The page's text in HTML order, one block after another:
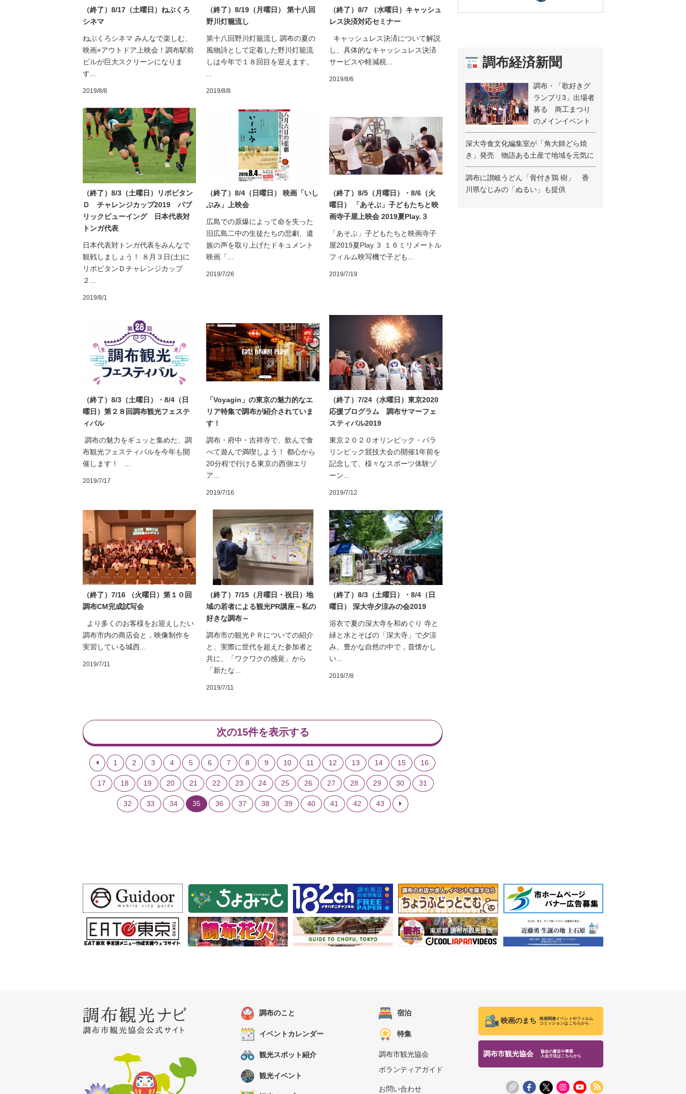
（終了）8/17（土曜日）ねぶくろ
シネマ
ねぶくろシネマ みんなで楽しむ、
映画×アウトドア上映会！調布駅前
ビルが巨大スクリーンになりま
す...
2019/8/8
（終了）8/19（月曜日） 第十八回
野川灯籠流し
第十八回野川灯籠流し 調布の夏の
風物詩として定着した野川灯籠流
しは今年で１８回目を迎えます。
2019/8/8
（終了）8/7 （水曜日）キャッシュ
レス決済対応セミナー
キャッシュレス決済について解説
し、具体的なキャッシュレス決済
サービスや軽減税...
2019/8/6
（終了）8/3（土曜日）リポビタン
Ｄ チャレンジカップ2019 パブ
リックビューイング 日本代表対
トンガ代表
日本代表対トンガ代表をみんなで
観戦しましょう！ ８月３日(土)に
リポビタンＤチャレンジカップ
２...
2019/8/1
（終了）8/4（日曜日） 映画「いし
ぶみ」上映会
広島での原爆によって命を失った
旧広島二中の生徒たちの悲劇、遺
族の声を取り上げたドキュメント
映画「...
2019/7/26
（終了）8/5（月曜日）・8/6（火
曜日） 「あそぶ」子どもたちと映
画寺子屋上映会 2019夏Play.３
「あそぶ」子どもたちと映画寺子
屋2019夏Play.３ １６ミリメートル
フィルム映写機で子ども...
2019/7/19
（終了）8/3（土曜日）・8/4（日
曜日）第２８回調布観光フェステ
ィバル
調布の魅力をギュッと集めた、調
布観光フェスティバルを今年も開
催します！ ...
2019/7/17
「Voyagin」の東京の魅力的なエ
リア特集で調布が紹介されていま
す！
調布・府中・吉祥寺で、飲んで食
べて遊んで満喫しよう！ 都心から
20分程で行ける東京の西側エリ
ア...
2019/7/16
（終了）7/24（水曜日）東京2020
応援プログラム 調布サマーフェ
スティバル2019
東京２０２０オリンピック・パラ
リンピック競技大会の開催1年前を
記念して、様々なスポーツ体験ゾ
ーン...
2019/7/12
（終了）7/16 （火曜日）第１０回
調布CM完成試写会
より多くのお客様をお迎えしたい
調布市内の商店会と，映像制作を
実習している城西...
2019/7/11
（終了）7/15（月曜日・祝日）地
域の若者による観光PR講座～私の
好きな調布～
調布市の観光ＰＲについての紹介
と、実際に世代を超えた参加者と
共に、「ワクワクの感覚」から
「新たな...
2019/7/11
（終了）8/3（土曜日）・8/4（日
曜日） 深大寺夕涼みの会2019
浴衣で夏の深大寺を和めぐり 寺と
緑と水とそばの「深大寺」で夕涼
み。豊かな自然の中で，昔懐かし
い...
2019/7/8
次の15件を表示する
1 2 3 4 5 6 7 8 9 10 11 12 13 14 15 16
17 18 19 20 21 22 23 24 25 26 27 28 29 30 31
32 33 34 35 36 37 38 39 40 41 42 43
調布経済新聞
調布・「歌好きグ
ランプリ3」出場者
募る 商工まつり
のメインイベント
深大寺食文化編集室が「角大師どら焼
き」発売 物語ある土産で地域を元気に
調布に讃岐うどん「骨付き鶏 樹」 香
川県なじみの「ぬるい」も提供
調布のこと
イベントカレンダー
観光スポット紹介
観光イベント
宿泊
特集
調布市観光協会
ボランティアガイド
お問い合わせ
映画のまち
映画関連イベントやフィルム
コミッションはこちらから
調布市観光協会
協会の趣旨や事業
入会方法はこちらから